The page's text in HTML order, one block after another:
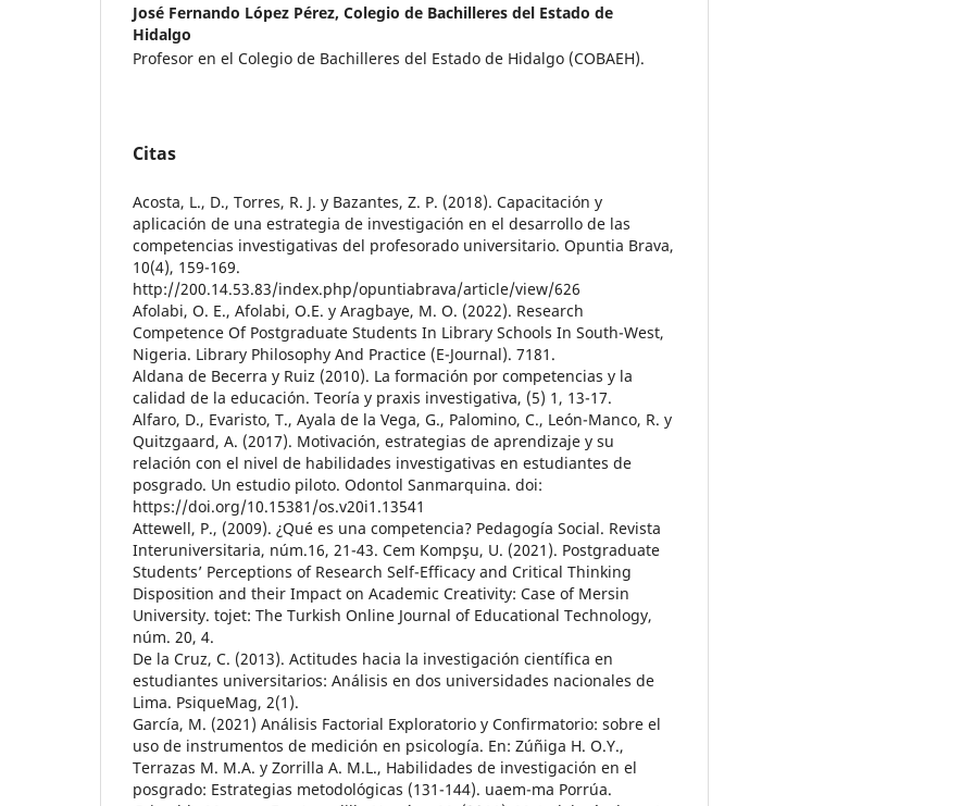
José Fernando López Pérez, Colegio de Bachilleres del Estado de
Hidalgo
Profesor en el Colegio de Bachilleres del Estado de Hidalgo (COBAEH).
Citas
Acosta, L., D., Torres, R. J. y Bazantes, Z. P. (2018). Capacitación y
aplicación de una estrategia de investigación en el desarrollo de las
competencias investigativas del profesorado universitario. Opuntia Brava,
10(4), 159-169.
http://200.14.53.83/index.php/opuntiabrava/article/view/626
Afolabi, O. E., Afolabi, O.E. y Aragbaye, M. O. (2022). Research
Competence Of Postgraduate Students In Library Schools In South-West,
Nigeria. Library Philosophy And Practice (E-Journal). 7181.
Aldana de Becerra y Ruiz (2010). La formación por competencias y la
calidad de la educación. Teoría y praxis investigativa, (5) 1, 13-17.
Alfaro, D., Evaristo, T., Ayala de la Vega, G., Palomino, C., León-Manco, R. y
Quitzgaard, A. (2017). Motivación, estrategias de aprendizaje y su
relación con el nivel de habilidades investigativas en estudiantes de
posgrado. Un estudio piloto. Odontol Sanmarquina. doi:
https://doi.org/10.15381/os.v20i1.13541
Attewell, P., (2009). ¿Qué es una competencia? Pedagogía Social. Revista
Interuniversitaria, núm.16, 21-43. Cem Kompşu, U. (2021). Postgraduate
Students’ Perceptions of Research Self-Efficacy and Critical Thinking
Disposition and their Impact on Academic Creativity: Case of Mersin
University. tojet: The Turkish Online Journal of Educational Technology,
núm. 20, 4.
De la Cruz, C. (2013). Actitudes hacia la investigación científica en
estudiantes universitarios: Análisis en dos universidades nacionales de
Lima. PsiqueMag, 2(1).
García, M. (2021) Análisis Factorial Exploratorio y Confirmatorio: sobre el
uso de instrumentos de medición en psicología. En: Zúñiga H. O.Y.,
Terrazas M. M.A. y Zorrilla A. M.L., Habilidades de investigación en el
posgrado: Estrategias metodológicas (131-144). uaem-ma Porrúa.